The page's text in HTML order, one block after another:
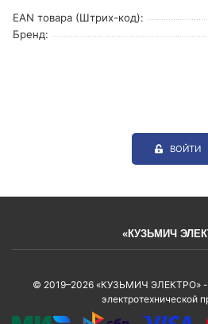
EAN товара (Штрих-код):
Бренд:
ВОЙТИ
«КУЗЬМИЧ
© 2019–2026 «КУЗЬМИЧ ЭЛЕКТРО» -
электротехнической